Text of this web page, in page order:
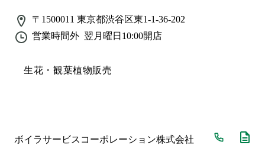
〒1500011 東京都渋谷区東1-1-36-202
営業時間外 翌月曜日10:00開店
生花・観葉植物販売
ボイラサービスコーポレーション株式会社